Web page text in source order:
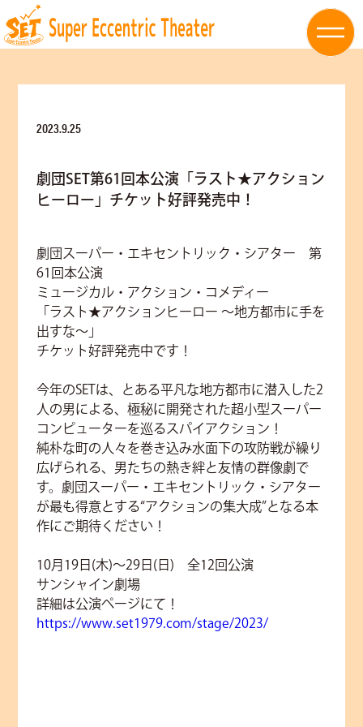
2023.9.25
劇団SET第61回本公演「ラスト★アクション
ヒーロー」チケット好評発売中！
劇団スーパー・エキセントリック・シアター 第
61回本公演
ミュージカル・アクション・コメディー
「ラスト★アクションヒーロー ～地方都市に手を
出すな～」
チケット好評発売中です！
今年のSETは、とある平凡な地方都市に潜入した2
人の男による、極秘に開発された超小型スーパー
コンピューターを巡るスパイアクション！
純朴な町の人々を巻き込み水面下の攻防戦が繰り
広げられる、男たちの熱き絆と友情の群像劇で
す。劇団スーパー・エキセントリック・シアター
が最も得意とする“アクションの集大成”となる本
作にご期待ください！
10月19日(木)～29日(日) 全12回公演
サンシャイン劇場
詳細は公演ページにて！
https://www.set1979.com/stage/2023/